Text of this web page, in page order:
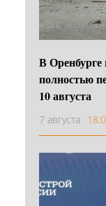
В Оренбурге
полностью
10 августа
7 августа